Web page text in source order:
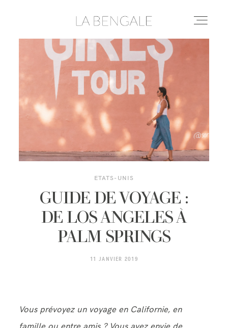
LIFESTYLE
LE YOGA
CONSEILS & ASTUCES
À PROPOS
CONTACT
ETATS-UNIS
GUIDE DE VOYAGE :
DE LOS ANGELES À
PALM SPRINGS
11 JANVIER 2019
Vous prévoyez un voyage en Californie, en